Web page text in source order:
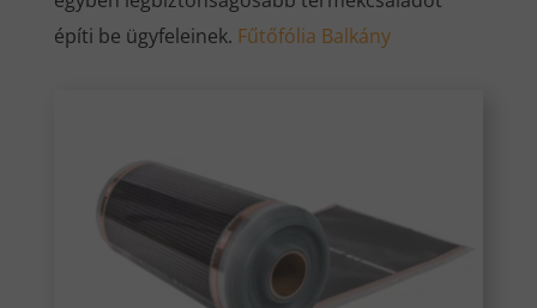
építi be ügyfeleinek. Fűtőfólia Balkány